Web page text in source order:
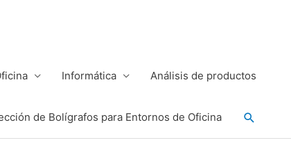
Informática Análisis de productos
de Bolígrafos para Entornos de Oficina Buscar